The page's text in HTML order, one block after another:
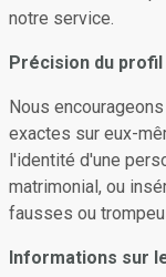
notre service.
Précision du profil
Nous
exactes sur eux-
l'identité d'une
matrimonial, ou
fausses ou
Informations sur